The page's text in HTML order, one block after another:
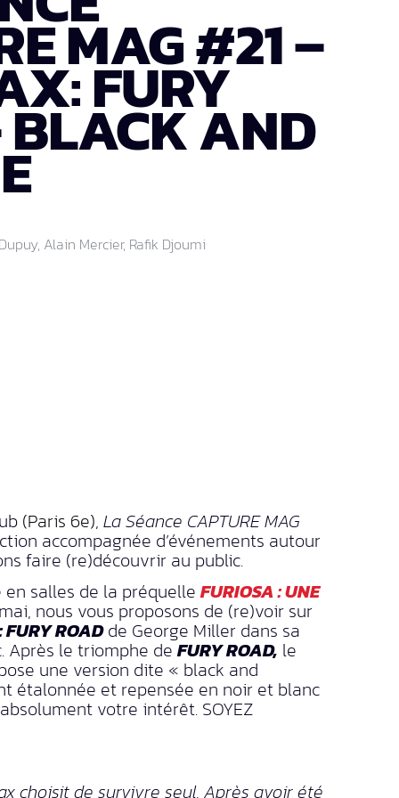
MAG #21 –
FURY
AND
Alain Mercier, Rafik Djoumi
(Paris 6e), La Séance CAPTURE MAG
accompagnée d’événements autour
faire (re)découvrir au public.
en salles de la préquelleFURIOSA : UNE
nous vous proposons de (re)voir sur
ROADde George Miller dans sa
Après le triomphe deFURY ROAD, le
une version dite « black and
étalonnée et repensée en noir et blanc
votre intérêt. SOYEZ
choisit de survivre seul. Après avoir été